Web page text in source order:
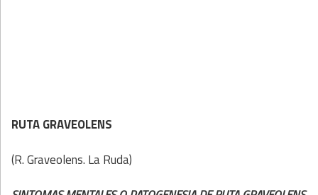
RUTA GRAVEOLENS
(R. Graveolens. La Ruda)